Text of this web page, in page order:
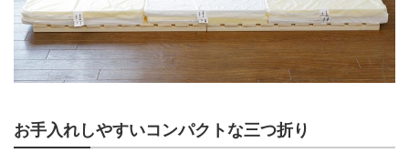
お手入れしやすいコンパクトな三つ折り